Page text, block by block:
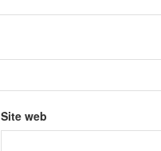
Site web